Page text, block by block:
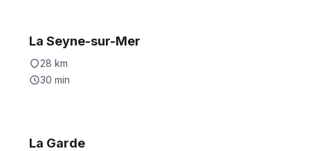
La Seyne-sur-Mer
28 km
30 min
La Garde